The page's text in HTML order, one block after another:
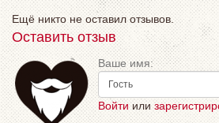
Ещё никто не оставил отзывов.
Оставить отзыв
Ваше имя:
Войтиили